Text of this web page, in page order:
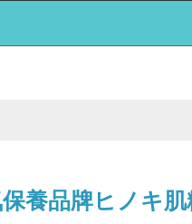
養品牌ヒノキ